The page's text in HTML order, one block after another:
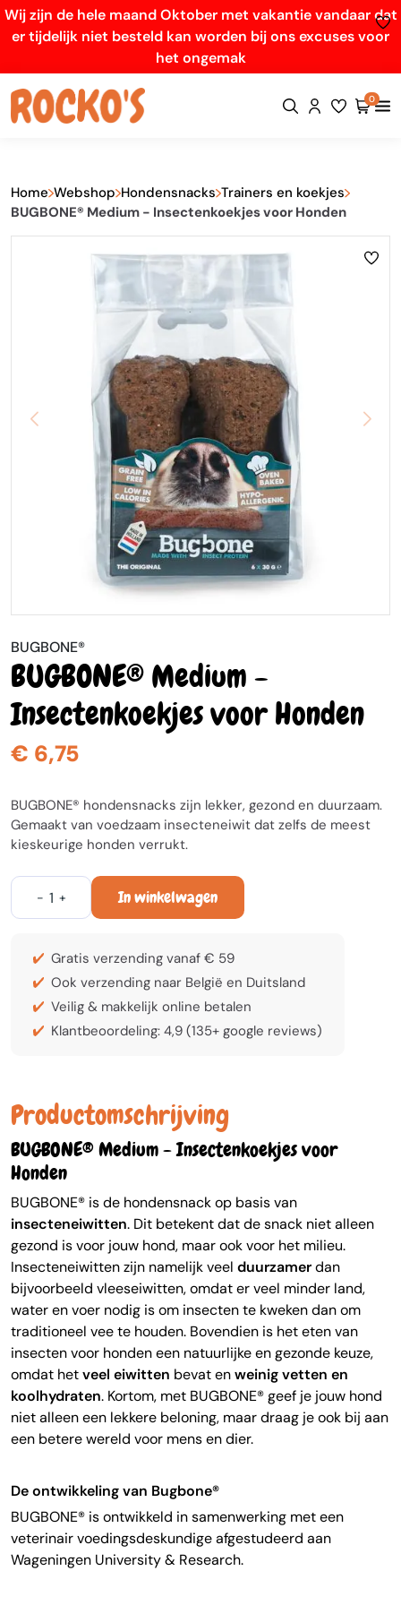
Wij zijn de hele maand Oktober met vakantie vandaar dat
er tijdelijk niet besteld kan worden bij ons excuses voor
het ongemak
0
Home Webshop Hondensnacks Trainers en koekjes
BUGBONE® Medium - Insectenkoekjes voor Honden
BUGBONE®
BUGBONE® Medium -
Insectenkoekjes voor Honden
€ 6,75
BUGBONE® hondensnacks zijn lekker, gezond en duurzaam.
Gemaakt van voedzaam insecteneiwit dat zelfs de meest
kieskeurige honden verrukt.
- + In winkelwagen
Gratis verzending vanaf € 59
Ook verzending naar België en Duitsland
Veilig & makkelijk online betalen
Klantbeoordeling: 4,9 (135+ google reviews)
Productomschrijving
BUGBONE® Medium - Insectenkoekjes voor
Honden
BUGBONE® is de hondensnack op basis van
insecteneiwitten. Dit betekent dat de snack niet alleen
gezond is voor jouw hond, maar ook voor het milieu.
Insecteneiwitten zijn namelijk veel duurzamerdan
bijvoorbeeld vleeseiwitten, omdat er veel minder land,
water en voer nodig is om insecten te kweken dan om
traditioneel vee te houden. Bovendien is het eten van
insecten voor honden een natuurlijke en gezonde keuze,
omdat hetveel eiwitten bevat enweinig vetten en
koolhydraten. Kortom, met BUGBONE® geef je jouw hond
niet alleen een lekkere beloning, maar draag je ook bij aan
een betere wereld voor mens en dier.
De ontwikkeling van Bugbone®
BUGBONE® is ontwikkeld in samenwerking met een
veterinair voedingsdeskundige afgestudeerd aan
Wageningen University & Research.